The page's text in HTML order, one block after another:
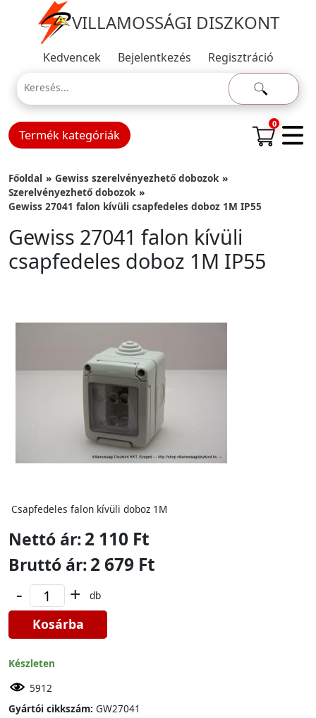
VILLAMOSSÁGI DISZKONT
Kedvencek Bejelentkezés Regisztráció
Termék kategóriák
0
Főoldal
Gewiss szerelvényezhető dobozok
Szerelvényezhető dobozok
Gewiss 27041 falon kívüli csapfedeles doboz 1M IP55
Gewiss 27041 falon kívüli
csapfedeles doboz 1M IP55
Csapfedeles falon kívüli doboz 1M
Nettó ár:2 110 Ft
Bruttó ár:2 679 Ft
- + db
Kosárba
Készleten
5912
Gyártói cikkszám: GW27041